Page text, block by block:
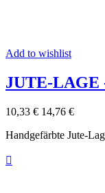
Add to wishlist
JUTE-LAGE
10,33 € 14,76 €
Handgefärbte Jute-
